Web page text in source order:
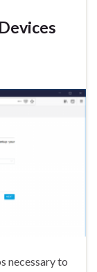
necessary to